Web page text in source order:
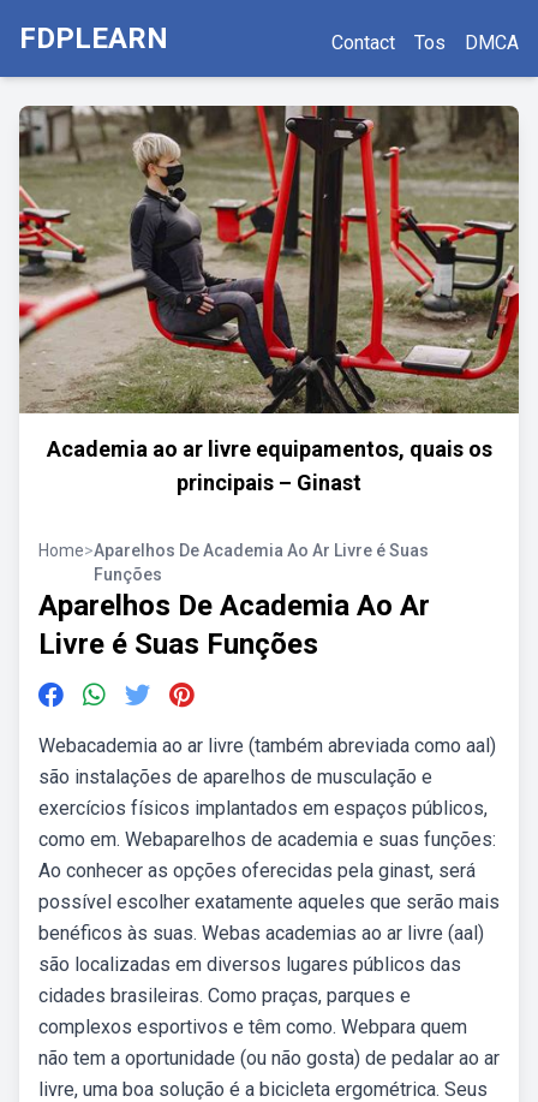
FDPLEARN Contact Tos DMCA
Academia ao ar livre equipamentos, quais os
principais – Ginast
Home>Aparelhos De Academia Ao Ar Livre é Suas
Funções
Aparelhos De Academia Ao Ar
Livre é Suas Funções
Webacademia ao ar livre (também abreviada como aal)
são instalações de aparelhos de musculação e
exercícios físicos implantados em espaços públicos,
como em. Webaparelhos de academia e suas funções:
Ao conhecer as opções oferecidas pela ginast, será
possível escolher exatamente aqueles que serão mais
benéficos às suas. Webas academias ao ar livre (aal)
são localizadas em diversos lugares públicos das
cidades brasileiras. Como praças, parques e
complexos esportivos e têm como. Webpara quem
não tem a oportunidade (ou não gosta) de pedalar ao ar
livre, uma boa solução é a bicicleta ergométrica. Seus